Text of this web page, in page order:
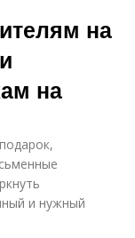
на
на
и нужный